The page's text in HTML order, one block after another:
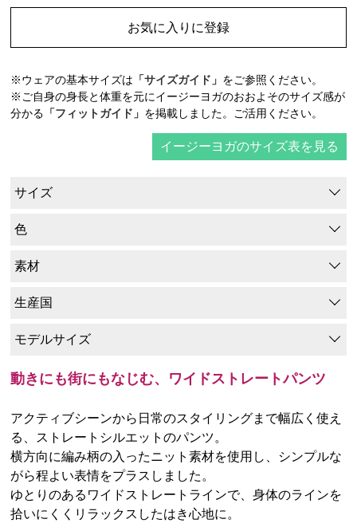
お気に入りに登録
※ウェアの基本サイズは 「サイズガイド」 をご参照ください。
※ご自身の身長と体重を元にイージーヨガのおおよそのサイズ感が
分かる 「フィットガイド」 を掲載しました。ご活用ください。
イージーヨガのサイズ表を見る
サイズ
色
素材
生産国
モデルサイズ
動きにも街にもなじむ、ワイドストレートパンツ
アクティブシーンから日常のスタイリングまで幅広く使え
る、ストレートシルエットのパンツ。
横方向に編み柄の入ったニット素材を使用し、シンプルな
がら程よい表情をプラスしました。
ゆとりのあるワイドストレートラインで、身体のラインを
拾いにくくリラックスしたはき心地に。